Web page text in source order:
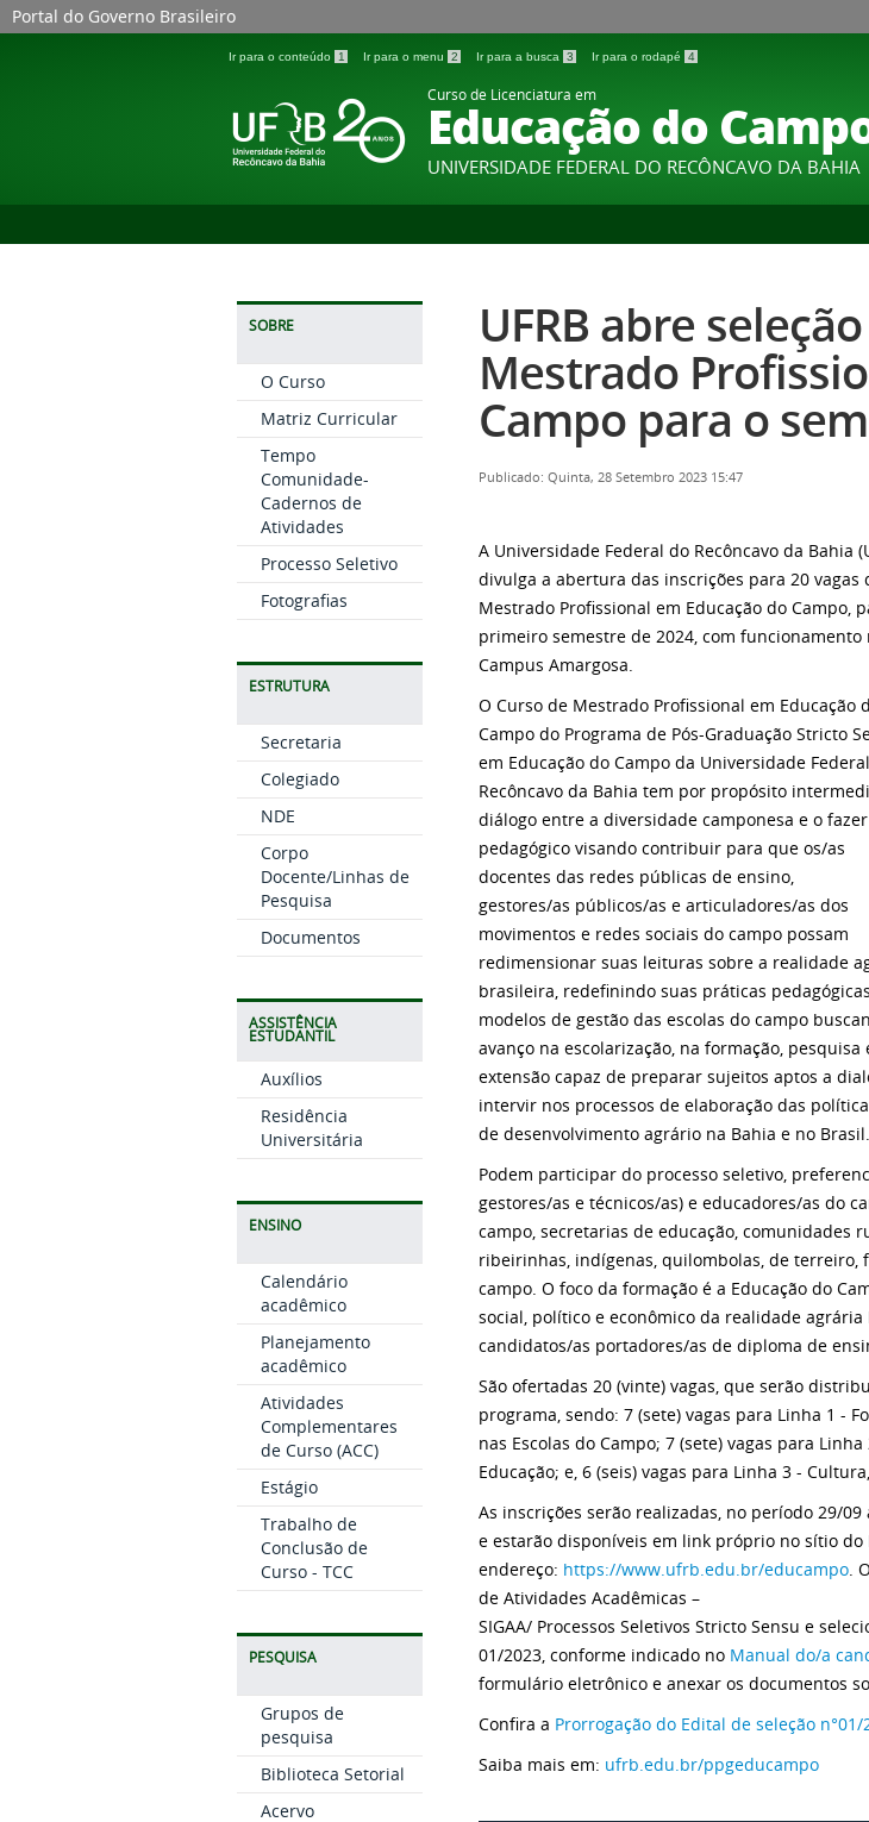
Portal do Governo Brasileiro
Ir para o conteúdo 1 Ir para o menu 2 Ir para a busca 3 Ir para o rodapé 4
Curso de Licenciatura em
Educação do
UNIVERSIDADE FEDERAL DO RECÔNCAVO DA BAHIA
SOBRE
O Curso
Matriz Curricular
Tempo
Comunidade-
Cadernos de
Atividades
Processo Seletivo
Fotografias
ESTRUTURA
Secretaria
Colegiado
NDE
Corpo
Docente/Linhas de
Pesquisa
Documentos
ASSISTÊNCIA
ESTUDANTIL
Auxílios
Residência
Universitária
ENSINO
Calendário
acadêmico
Planejamento
acadêmico
Atividades
Complementares
de Curso (ACC)
Estágio
Trabalho de
Conclusão de
Curso - TCC
PESQUISA
Grupos de
pesquisa
Biblioteca Setorial
Acervo
UFRB abre
Mestrado
Campo para o
Publicado: Quinta, 28 Setembro 2023 15:47
A Universidade Federal do Recôncavo da Bahia
divulga a abertura das inscrições para 20 vagas
Mestrado Profissional em Educação do Campo,
primeiro semestre de 2024, com funcionamento
Campus Amargosa.
O Curso de Mestrado Profissional em Educação
Campo do Programa de Pós-Graduação Stricto
em Educação do Campo da Universidade
Recôncavo da Bahia tem por propósito
diálogo entre a diversidade camponesa e o fazer
pedagógico visando contribuir para que os/as
docentes das redes públicas de ensino,
gestores/as públicos/as e articuladores/as dos
movimentos e redes sociais do campo possam
redimensionar suas leituras sobre a realidade
brasileira, redefinindo suas práticas
modelos de gestão das escolas do campo
avanço na escolarização, na formação, pesquisa
extensão capaz de preparar sujeitos aptos a
intervir nos processos de elaboração das
de desenvolvimento agrário na Bahia e no Brasil.
Podem participar do processo seletivo,
gestores/as e técnicos/as) e educadores/as do
campo, secretarias de educação, comunidades
ribeirinhas, indígenas, quilombolas, de terreiro,
campo. O foco da formação é a Educação do
social, político e econômico da realidade
candidatos/as portadores/as de diploma de
São ofertadas 20 (vinte) vagas, que serão
programa, sendo: 7 (sete) vagas para Linha 1 -
nas Escolas do Campo; 7 (sete) vagas para
Educação; e, 6 (seis) vagas para Linha 3 -
As inscrições serão realizadas, no período 29/09
e estarão disponíveis em link próprio no sítio do
endereço: https://www.ufrb.edu.br/educampo.
de Atividades Acadêmicas –
SIGAA/ Processos Seletivos Stricto Sensu e
01/2023, conforme indicado no Manual do/a
formulário eletrônico e anexar os documentos
Confira a Prorrogação do Edital de seleção n°01/
Saiba mais em: ufrb.edu.br/ppgeducampo